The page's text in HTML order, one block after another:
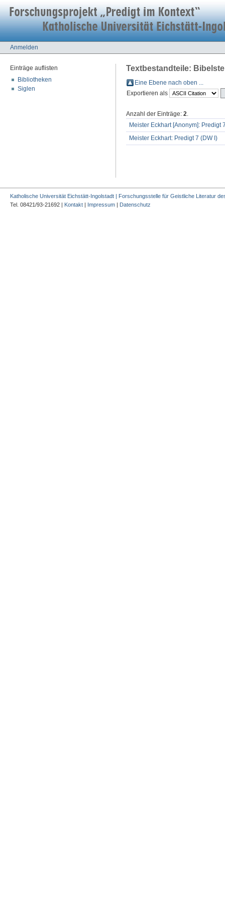
Anmelden
Einträge auflisten
Bibliotheken
Siglen
Textbestandteile:
Eine Ebene nach oben ...
Exportieren als
Anzahl der Einträge: 2.
Meister Eckhart [Anonym]: Predigt
Meister Eckhart: Predigt 7 (DW I)
Katholische Universität Eichstätt-Ingolstadt | Forschungsstelle für Geistliche Literatur
Tel. 08421/93-21692 | Kontakt | Impressum | Datenschutz